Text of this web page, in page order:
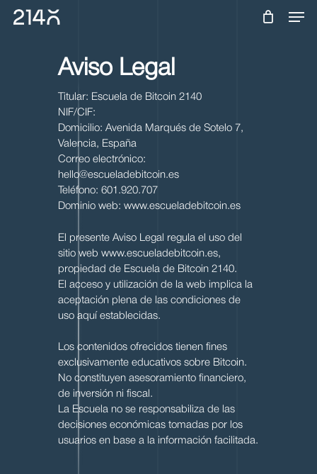
Skip
Aviso Legal
Titular: Escuela de Bitcoin 2140
NIF/CIF:
Domicilio: Avenida Marqués de Sotelo 7,
Valencia, España
Correo electrónico:
hello@escueladebitcoin.es
Teléfono: 601.920.707
Dominio web: www.escueladebitcoin.es
El presente Aviso Legal regula el uso del
sitio web www.escueladebitcoin.es,
propiedad de Escuela de Bitcoin 2140.
El acceso y utilización de la web implica la
aceptación plena de las condiciones de
uso aquí establecidas.
Los contenidos ofrecidos tienen fines
exclusivamente educativos sobre Bitcoin.
No constituyen asesoramiento financiero,
de inversión ni fiscal.
La Escuela no se responsabiliza de las
decisiones económicas tomadas por los
usuarios en base a la información facilitada.